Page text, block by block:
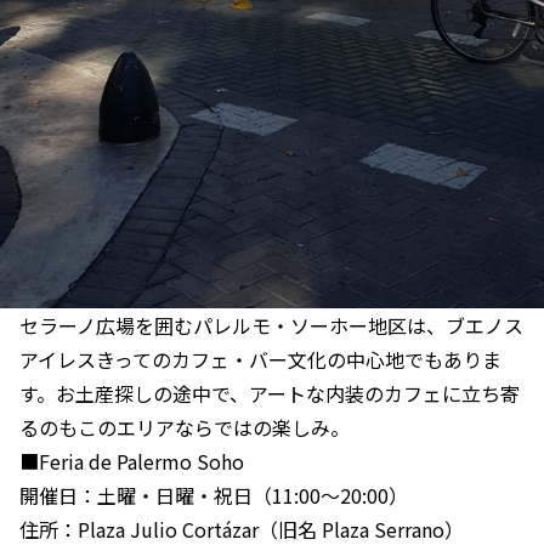
セラーノ広場を囲むパレルモ・ソーホー地区は、ブエノス
アイレスきってのカフェ・バー文化の中心地でもありま
す。お土産探しの途中で、アートな内装のカフェに立ち寄
るのもこのエリアならではの楽しみ。
■Feria de Palermo Soho
開催日：土曜・日曜・祝日（11:00〜20:00）
住所：Plaza Julio Cortázar（旧名 Plaza Serrano）